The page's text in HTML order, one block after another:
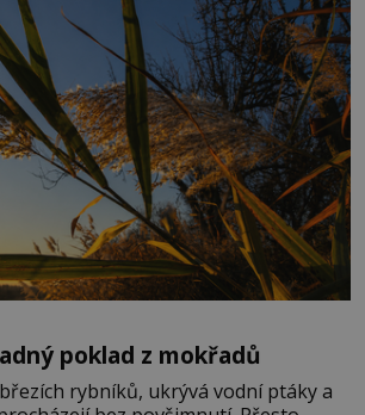
poklad z mokřadů
rybníků, ukrývá vodní ptáky a